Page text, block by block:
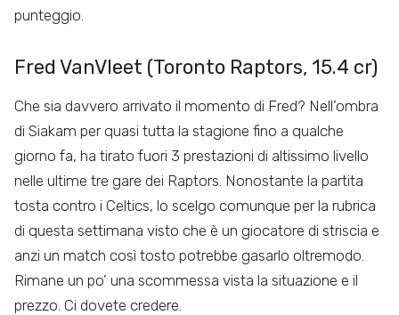
punteggio.
Fred VanVleet (Toronto Raptors, 15.4 cr)
Che sia davvero arrivato il momento di Fred? Nell’ombra
di Siakam per quasi tutta la stagione fino a qualche
giorno fa, ha tirato fuori 3 prestazioni di altissimo livello
nelle ultime tre gare dei Raptors. Nonostante la partita
tosta contro i Celtics, lo scelgo comunque per la rubrica
di questa settimana visto che è un giocatore di striscia e
anzi un match così tosto potrebbe gasarlo oltremodo.
Rimane un po’ una scommessa vista la situazione e il
prezzo. Ci dovete credere.